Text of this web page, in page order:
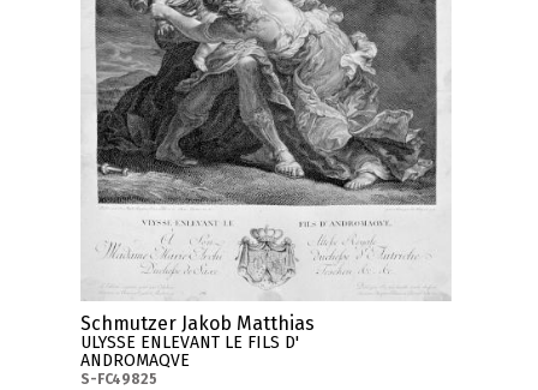
Schmutzer Jakob Matthias
ULYSSE ENLEVANT LE FILS D'
ANDROMAQVE
S-FC49825